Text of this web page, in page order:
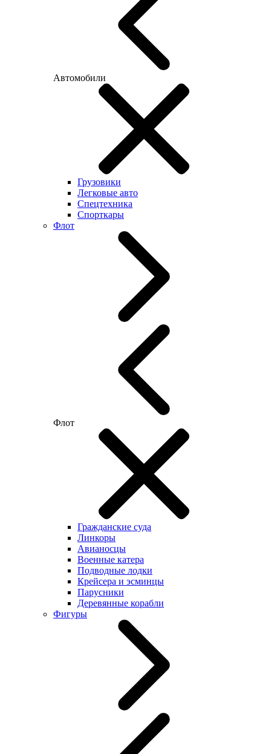
Автомобили
Грузовики
Легковые авто
Спецтехника
Спорткары
Флот
Флот
Гражданские суда
Линкоры
Авианосцы
Военные катера
Подводные лодки
Крейсера и эсминцы
Парусники
Деревянные корабли
Фигуры